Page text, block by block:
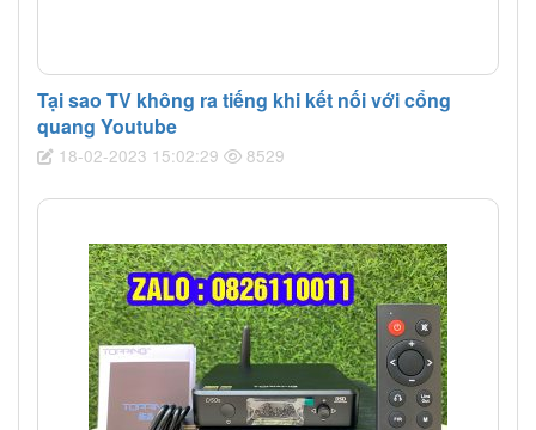
Tại sao TV không ra tiếng khi kết nối với cổng
quang Youtube
18-02-2023 15:02:29 8529